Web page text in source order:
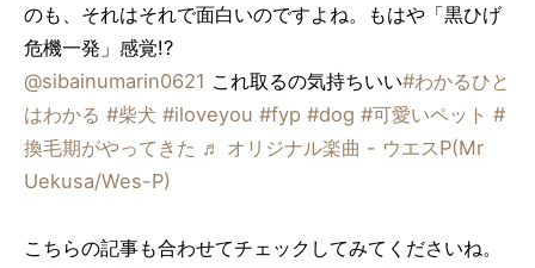
のも、それはそれで面白いのですよね。もはや「黒ひげ
危機一発」感覚!?
@sibainumarin0621 これ取るの気持ちいい#わかるひと
はわかる #柴犬 #iloveyou #fyp #dog #可愛いペット #
換毛期がやってきた ♬ オリジナル楽曲 - ウエスP(Mr
Uekusa/Wes-P)
こちらの記事も合わせてチェックしてみてくださいね。